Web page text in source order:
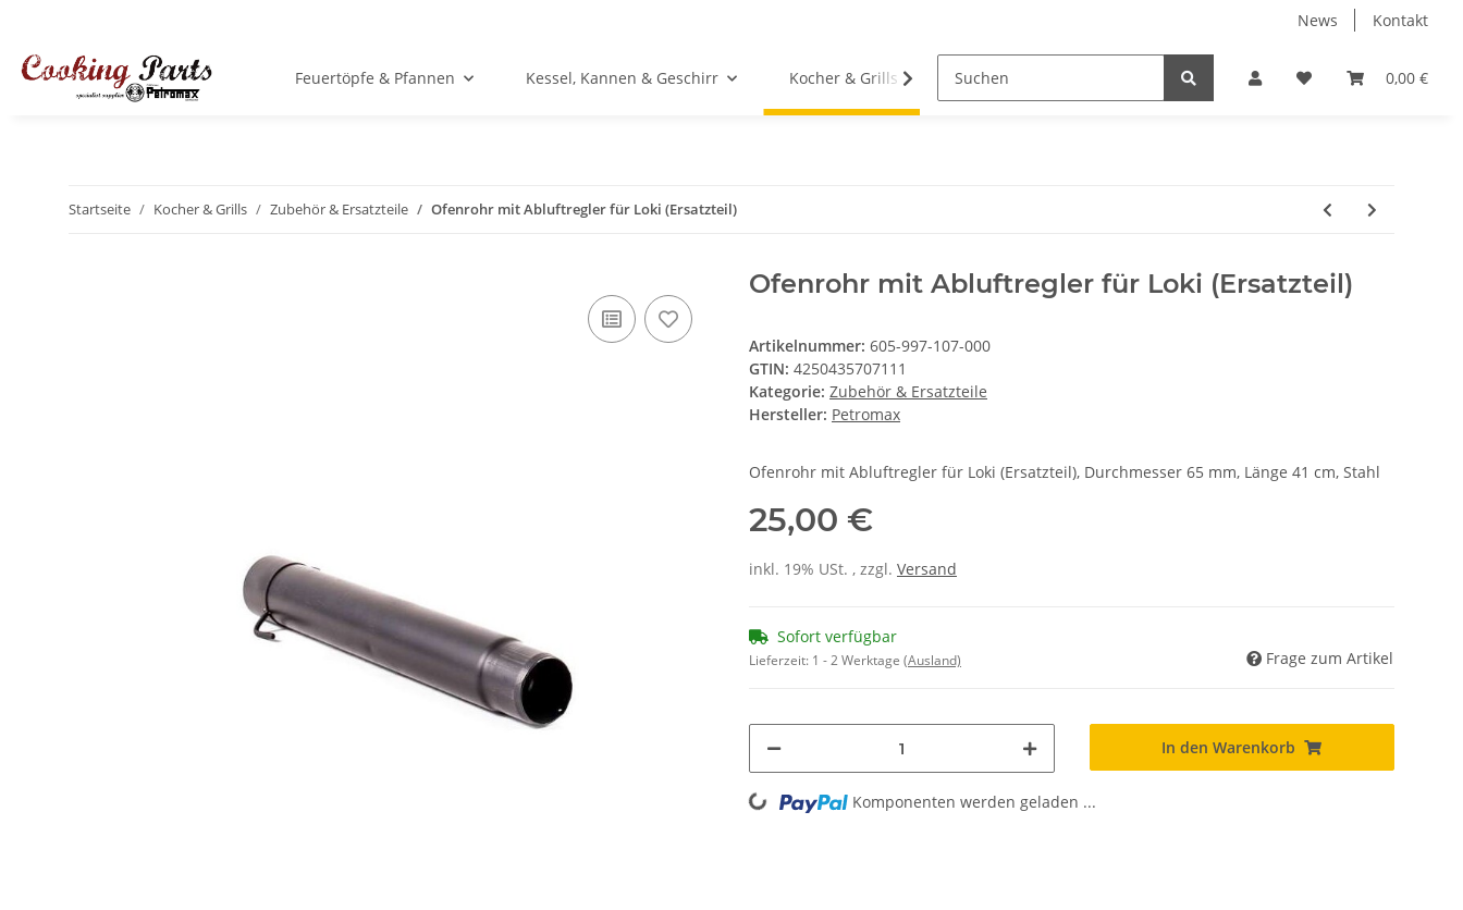
News Kontakt
0,00 €
Feuertöpfe & Pfannen Kessel, Kannen & Geschirr Kocher & Grills Kühlboxen Bekleidung Zubehör
Startseite Kocher & Grills Zubehör & Ersatzteile Ofenrohr mit Abluftregler für Loki (Ersatzteil)
Ofenrohr mit Abluftregler für Loki (Ersatzteil)
Artikelnummer: 605-997-107-000
GTIN: 4250435707111
Kategorie: Zubehör & Ersatzteile
Hersteller: Petromax
Ofenrohr mit Abluftregler für Loki (Ersatzteil), Durchmesser 65 mm, Länge 41 cm, Stahl
25,00 €
inkl. 19% USt. , zzgl. Versand
Sofort verfügbar
Lieferzeit: 1 - 2 Werktage (Ausland) Frage zum Artikel
In den Warenkorb
Loading... Komponenten werden geladen ...